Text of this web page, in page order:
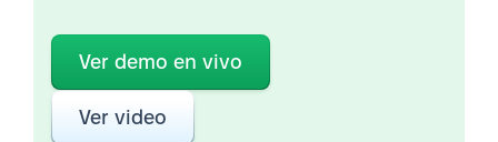
Ver demo en vivo
Ver video